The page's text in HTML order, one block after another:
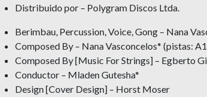
Distribuido por – Polygram Discos Ltda.
Berimbau, Percussion, Voice, Gong – Nana
Composed By – Nana Vasconcelos* (pistas:
Composed By [Music For Strings] – Egberto
Conductor – Mladen Gutesha*
Design [Cover Design] – Horst Moser